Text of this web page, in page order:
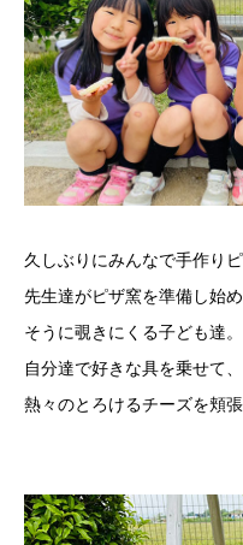
久しぶりにみんなで手作り
先生達がピザ窯を準備し始
そうに覗きにくる子ども達。
自分達で好きな具を乗せて
熱々のとろけるチーズを頬